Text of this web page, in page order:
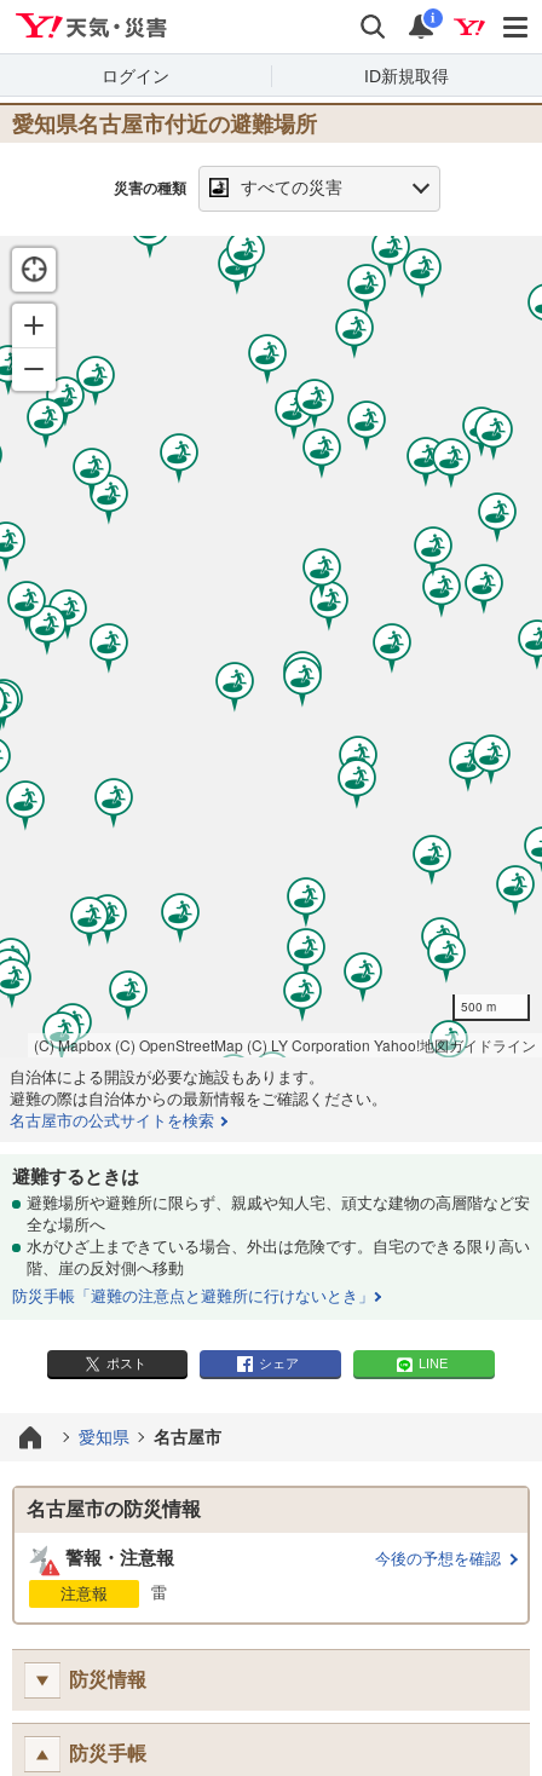
検索 通知
i
ログイン ID新規取得
愛知県名古屋市付近の避難場所
災害の種類 すべての災害
500 m
(C) Mapbox (C) OpenStreetMap (C) LY Corporation Yahoo!地図ガイドライン
自治体による開設が必要な施設もあります。
避難の際は自治体からの最新情報をご確認ください。
名古屋市の公式サイトを検索
避難するときは
避難場所や避難所に限らず、親戚や知人宅、頑丈な建物の高層階など安
全な場所へ
水がひざ上まできている場合、外出は危険です。自宅のできる限り高い
階、崖の反対側へ移動
防災手帳「避難の注意点と避難所に行けないとき」
ポスト シェア LINE
愛知県 名古屋市
名古屋市の防災情報
警報・注意報
今後の予想を確認
注意報
雷
防災情報
防災手帳